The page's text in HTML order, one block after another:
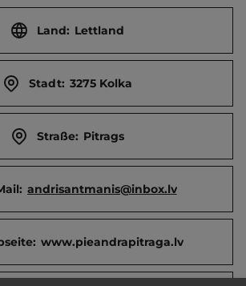
Land: Lettland
Stadt: 3275 Kolka
Straße: Pitrags
andrisantmanis@inbox.lv
www.pieandrapitraga.lv